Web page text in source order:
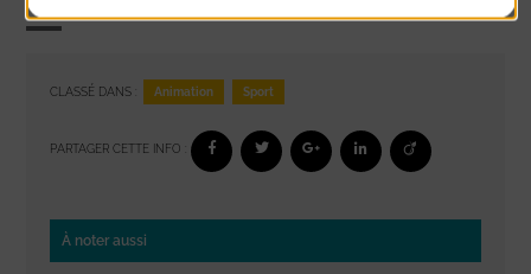
CLASSÉ DANS : Animation Sport
PARTAGER CETTE INFO :
À noter aussi